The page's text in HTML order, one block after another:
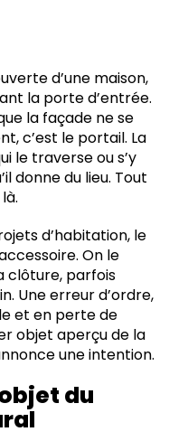
de modèle
des maisons
de la maison
portillon
tout
du portail
du lieu
d’une maison,
la porte d’entrée.
la façade ne se
c’est le portail. La
le traverse ou s’y
donne du lieu. Tout
d’habitation, le
On le
clôture, parfois
Une erreur d’ordre,
et en perte de
objet aperçu de la
une intention.
du